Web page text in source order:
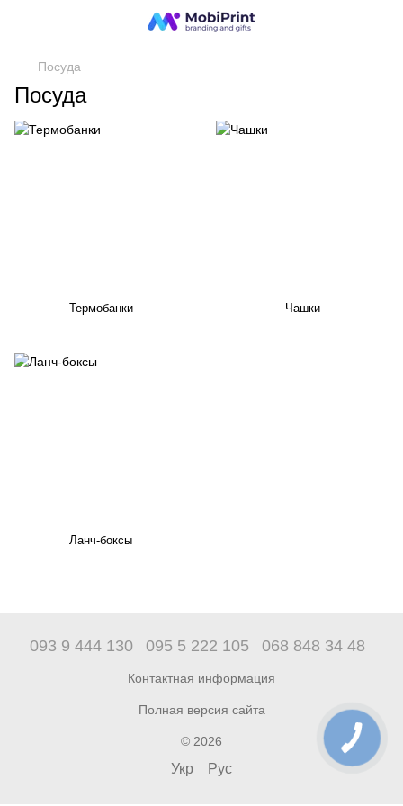
Посуда
Посуда
Термобанки Чашки
Ланч-боксы
093 9 444 130 095 5 222 105 068 848 34 48
Контактная информация
Полная версия сайта
© 2026
Укр Рус